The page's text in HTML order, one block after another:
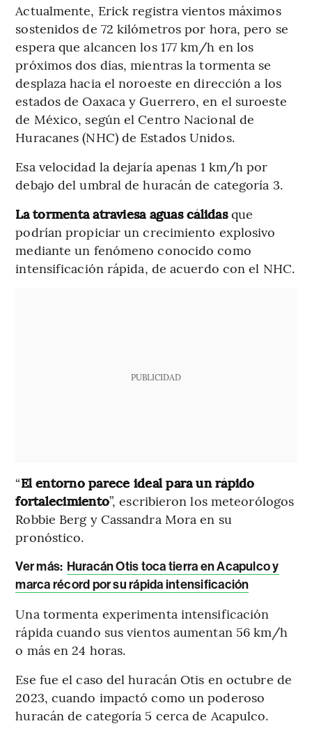
Actualmente, Erick registra vientos máximos
sostenidos de 72 kilómetros por hora, pero se
espera que alcancen los 177 km/h en los
próximos dos días, mientras la tormenta se
desplaza hacia el noroeste en dirección a los
estados de Oaxaca y Guerrero, en el suroeste
de México, según el Centro Nacional de
Huracanes (NHC) de Estados Unidos.
Esa velocidad la dejaría apenas 1 km/h por
debajo del umbral de huracán de categoría 3.
La tormenta atraviesa aguas cálidasque
podrían propiciar un crecimiento explosivo
mediante un fenómeno conocido como
intensificación rápida, de acuerdo con el NHC.
PUBLICIDAD
“El entorno parece ideal para un rápido
fortalecimiento”, escribieron los meteorólogos
Robbie Berg y Cassandra Mora en su
pronóstico.
Ver más: Huracán Otis toca tierra en Acapulco y
marca récord por su rápida intensificación
Una tormenta experimenta intensificación
rápida cuando sus vientos aumentan 56 km/h
o más en 24 horas.
Ese fue el caso del huracán Otis en octubre de
2023, cuando impactó como un poderoso
huracán de categoría 5 cerca de Acapulco.